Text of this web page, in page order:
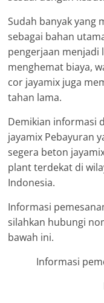
Sudah banyak yang
sebagai bahan
pengerjaan menjadi
menghemat biaya,
cor jayamix juga
tahan lama.
Demikian informasi
jayamix Pebayuran
segera beton
plant terdekat di
Indonesia.
Informasi
silahkan hubungi
bawah ini.
Informasi